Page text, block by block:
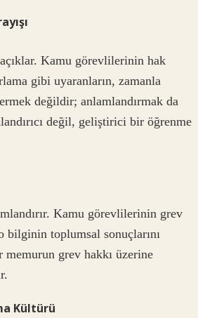
Kamu görevlilerinin hak
gibi uyaranların, zamanla
değildir; anlamlandırmak da
değil, geliştirici bir öğrenme
Kamu görevlilerinin grev
bilginin toplumsal sonuçlarını
grev hakkı üzerine
Kültürü